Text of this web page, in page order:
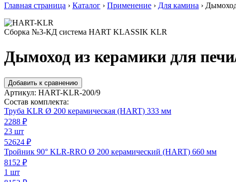
Главная страница › Каталог › Применение › Для камина ›
Сборка №3-КД система HART KLASSIK KLR
Дымоход из керамики для
Добавить к сравнению
Артикул: HART-KLR-200/9
Состав комплекта:
Труба KLR Ø 200 керамическая (HART) 333 мм
2288 ₽
23 шт
52624 ₽
Тройник 90° KLR-RRO Ø 200 керамический (HART) 660 мм
8152 ₽
1 шт